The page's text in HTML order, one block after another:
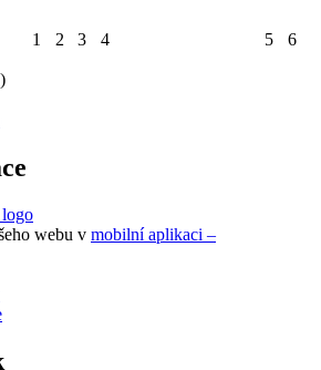
1 2 3 4 5 6
webu v mobilní aplikaci –